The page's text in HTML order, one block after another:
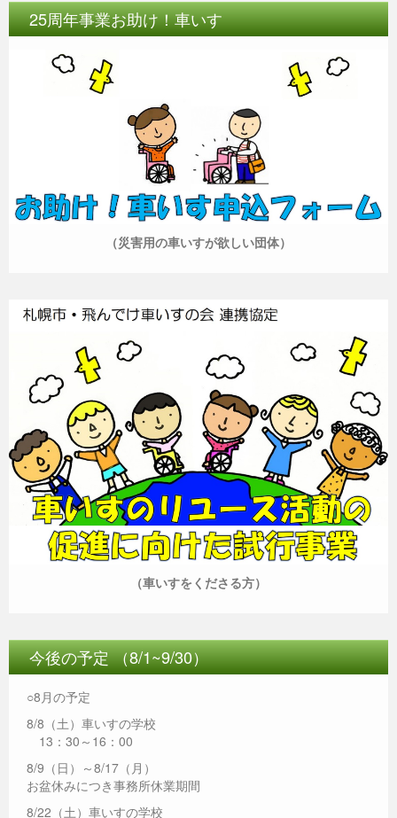
25周年事業お助け！車いす
（災害用の車いすが欲しい団体）
（車いすをくださる方）
今後の予定 （8/1~9/30）
○8月の予定
8/8（土）車いすの学校
13：30～16：00
8/9（日）～8/17（月）
お盆休みにつき事務所休業期間
8/22（土）車いすの学校